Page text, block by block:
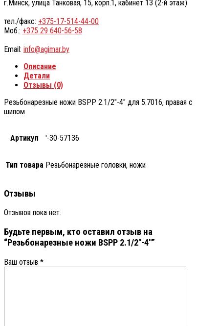
г.Минск, улица Танковая, 15, корп.1, кабинет 13 (2-й этаж)
тел./факс: +375-17-514-44-00
Моб.: +375 29 640-56-58
Email: info@agimar.by
Описание
Детали
Отзывы (0)
Резьбонарезные ножи BSPP 2.1/2″-4″ для 5.7016, правая с
шипом
Артикул '-30-57136
Тип товара Резьбонарезные головки, ножи
Отзывы
Отзывов пока нет.
Будьте первым, кто оставил отзыв на
“Резьбонарезные ножи BSPP 2.1/2″-4″”
Ваш отзыв *